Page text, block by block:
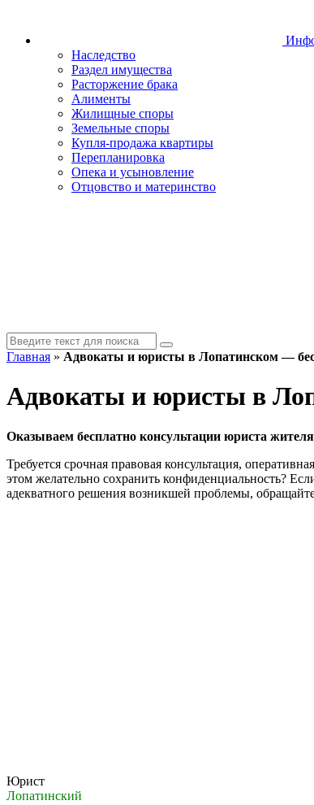
Наследство
Раздел имущества
Расторжение брака
Алименты
Жилищные споры
Земельные споры
Купля-продажа квартиры
Перепланировка
Опека и усыновление
Отцовство и материнство
Главная » Адвокаты и юристы в Лопатинском —
Адвокаты и юристы в
Оказываем бесплатно консультации юриста
Требуется срочная правовая консультация,
этом желательно сохранить конфиденциальность?
адекватного решения возникшей проблемы,
Юрист
Лопатинский